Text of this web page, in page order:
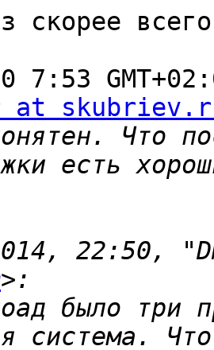
скорее
7:53
at
Что
есть
22:50,
было три